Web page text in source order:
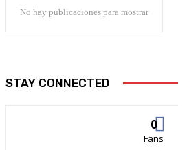
No hay publicaciones para mostrar
STAY CONNECTED
0
Fans